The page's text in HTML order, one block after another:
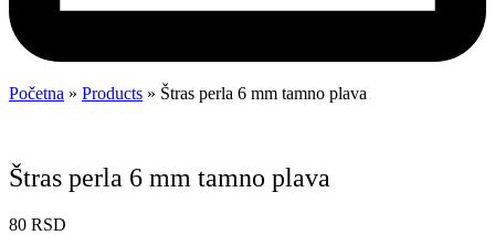
Početna » Products » Štras perla 6 mm tamno plava
Štras perla 6 mm tamno plava
80 RSD